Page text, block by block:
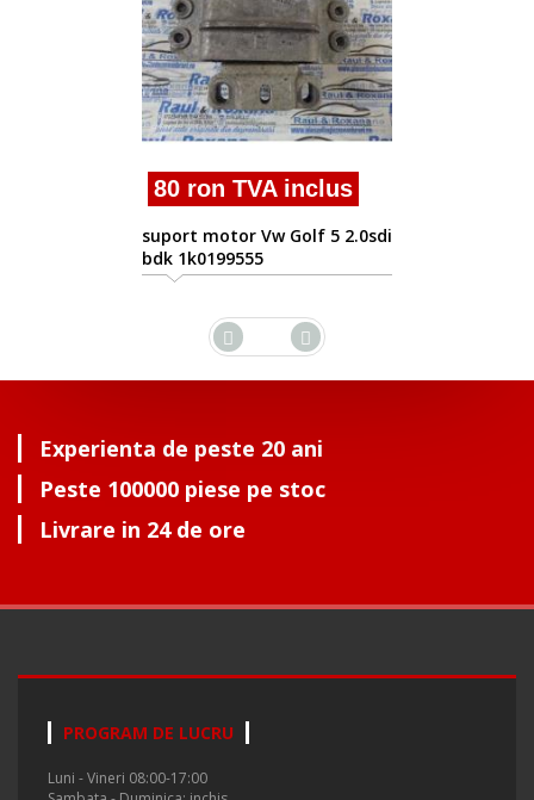
suport motor Vw Golf 5
03g199207a
Experienta de peste 20 ani
Peste 100000 piese pe stoc
Livrare in 24 de ore
PROGRAM DE LUCRU
Luni - Vineri 08:00-17:00